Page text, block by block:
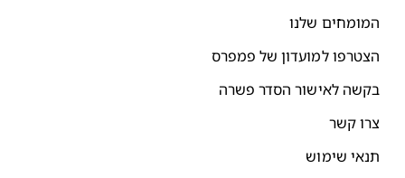
שלנו
למועדון של פמפרס
לאישור הסדר פשרה
קשר
שימוש